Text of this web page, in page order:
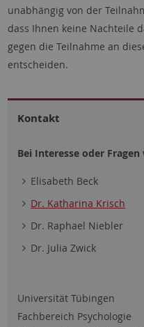
unabhängig von der
dass Ihnen keine Nachteile
gegen die Teilnahme an
entscheiden.
Kontakt
Bei Interesse oder Fragen
Elisabeth Beck
Dr. Katharina Krisch
Dr. Raphael Niebler
​​​Dr. Julia Zwick
Universität Tübingen
Fachbereich Psychologie